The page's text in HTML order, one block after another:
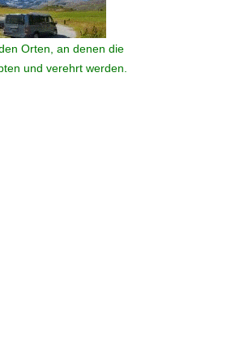
Orten, an denen die
und verehrt werden.